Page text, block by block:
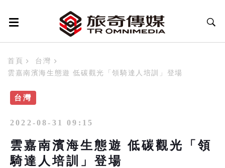
首頁
台灣
雲嘉南濱海生態遊 低碳觀光「領騎達人培訓」登場
台灣
2022-08-31 09:15
雲嘉南濱海生態遊 低碳觀光「領
騎達人培訓」登場